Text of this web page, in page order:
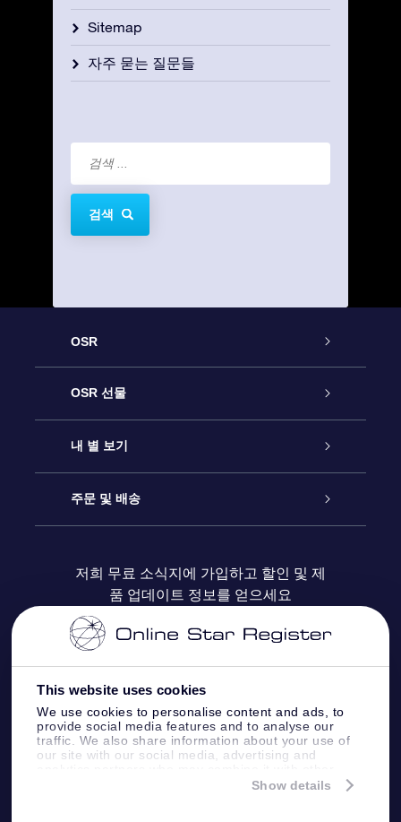
This website uses cookies
We use cookies to personalise content and ads, to
provide social media features and to analyse our
traffic. We also share information about your use of
our site with our social media, advertising and
information that you’ve provided to them or that
Show details
Sitemap
자주 묻는 질문들
검색
OSR
고객 서비스
연락처
블로그
OSR 선물
온라인 별 선물
OSR 선물 팩
OSR 상품권
기업 선물
내 별 보기
Star Register
맞춤 별 페이지
One Million Stars
Fly me to the stars VR 앱
주문 및 배송
결제 정보
배송 정보
환불 정책
별자리
저희 무료 소식지에 가입하고 할인 및 제
품 업데이트 정보를 얻으세요